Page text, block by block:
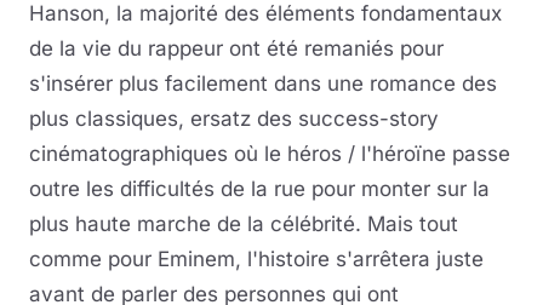
Hanson, la majorité des éléments fondamentaux
de la vie du rappeur ont été remaniés pour
s'insérer plus facilement dans une romance des
plus classiques, ersatz des success-story
cinématographiques où le héros / l'héroïne passe
outre les difficultés de la rue pour monter sur la
plus haute marche de la célébrité. Mais tout
comme pour Eminem, l'histoire s'arrêtera juste
avant de parler des personnes qui ont